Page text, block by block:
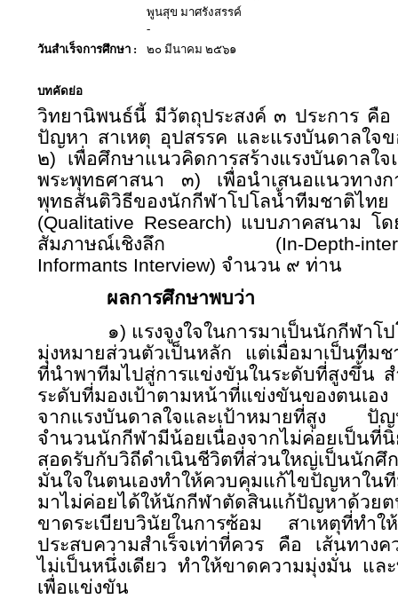
พูนสุข มาศรังสรรค์
-
วันสำเร็จการศึกษา :
๒๐ มีนาคม ๒๕๖๑
บทคัดย่อ
วิทยานิพนธ์นี้ มีวัตถุประสงค์ ๓ ประการ คือ
ปัญหา สาเหตุ อุปสรรค และแรงบันดาลใจ
๒) เพื่อศึกษาแนวคิดการสร้างแรงบันดาล
พระพุทธศาสนา ๓) เพื่อนำเสนอแนวทางก
พุทธสันติวิธีของนักกีฬาโปโลน้ำทีมชาติไทย
(Qualitative Research) แบบภาคสนาม โด
สัมภาษณ์เชิงลึก
(In-Depth-
Informants Interview) จำนวน ๙ ท่าน
ผลการศึกษาพบว่า
๑) แรงจูงใจในการมาเป็นนักกีฬา
มุ่งหมายส่วนตัวเป็นหลัก แต่เมื่อมาเป็นทีม
ที่นำพาทีมไปสู่การแข่งขันในระดับที่สูงขึ้น
ระดับที่มองเป้าตามหน้าที่แข่งขันของตน
จากแรงบันดาลใจและเป้าหมายที่สูง ปัญ
จำนวนนักกีฬามีน้อยเนื่องจากไม่ค่อยเป็นที่
สอดรับกับวิถีดำเนินชีวิตที่ส่วนใหญ่เป็น
มั่นใจในตนเองทำให้ควบคุมแก้ไขปัญหาใ
มาไม่ค่อยได้ให้นักกีฬาตัดสินแก้ปัญหาด้ว
ขาดระเบียบวินัยในการซ้อม สาเหตุที่ทำใ
ประสบความสำเร็จเท่าที่ควร คือ เส้นทาง
ไม่เป็นหนึ่งเดียว ทำให้ขาดความมุ่งมั่น แล
เพื่อแข่งขัน